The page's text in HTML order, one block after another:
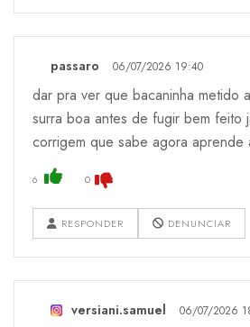
passaro 06/07/2026 19:40
dar pra ver que bacaninha metido
surra boa antes de fugir bem feito
corrigem que sabe agora aprende
6 0
RESPONDER DENUNCIAR
versiani.samuel 06/07/2026